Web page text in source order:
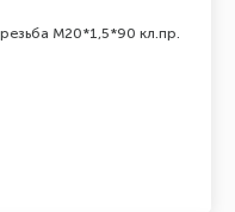
М20*1,5*90 кл.пр.